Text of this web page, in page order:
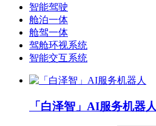
智能驾驶
舱泊一体
舱驾一体
驾舱环视系统
智能交互系统
「白泽智」AI服务机器人